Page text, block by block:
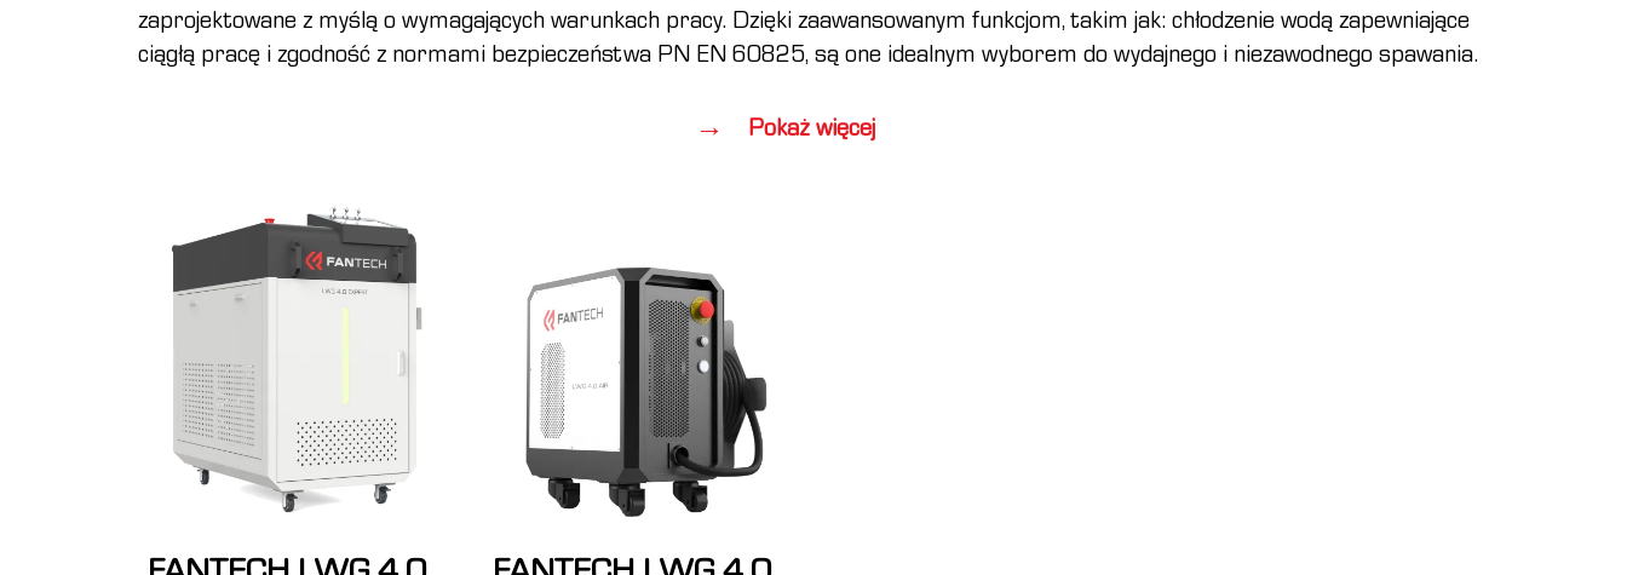
zaprojektowane z myślą o wymagających warunkach pracy. Dzięki zaawansowanym funkcjom, takim jak: chłodzenie wodą zapewniające
ciągłą pracę i zgodność z normami bezpieczeństwa PN EN 60825, są one idealnym wyborem do wydajnego i niezawodnego spawania.
Pokaż więcej